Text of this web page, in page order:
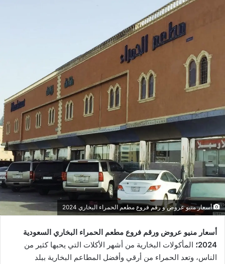
أسعار منيو عروض و رقم فروع مطعم الحمراء البخاري 2024
أسعار منيو عروض ورقم فروع مطعم الحمراء البخاري السعودية
2024؛ المأكولات البخارية من أشهر الأكلات التي يحبها كثير من
الناس، وتعد الحمراء من أرقي وأفضل المطاعم البخارية ببلد